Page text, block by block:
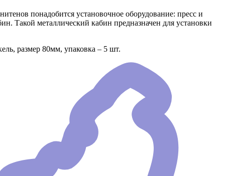
понадобится установочное оборудование: пресс и
Такой металлический кабин предназначен для установки
размер 80мм, упаковка – 5 шт.